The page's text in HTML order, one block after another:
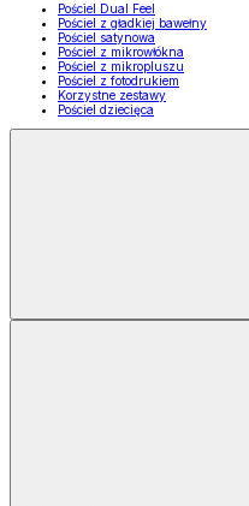
Pościel Dual Feel
Pościel z gładkiej bawełny
Pościel satynowa
Pościel z mikrowłókna
Pościel z mikropluszu
Pościel z fotodrukiem
Korzystne zestawy
Pościel dziecięca